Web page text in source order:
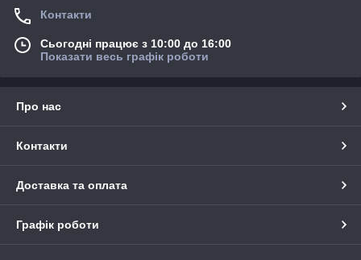
Контакти
Сьогодні працює з 10:00 до 16:00
Показати весь графік роботи
Про нас
Контакти
Доставка та оплата
Графік роботи